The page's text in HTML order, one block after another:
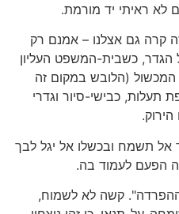
לא ראיתי יד מורמת.
קרה גם אצלנו – אמנם רק
כשבית-המשפט העליון
(הלובש במקום זה
תעלות, כבישי-סיור וגדרי
אל תשמח ובכשלו אל יגל לבך
הפעם לעמוד בה.
קשה לא לשמוח,